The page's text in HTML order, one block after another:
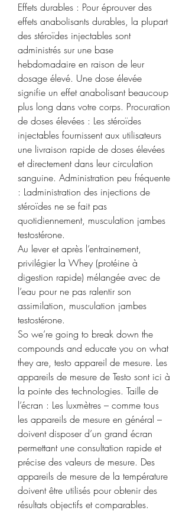
Effets durables : Pour éprouver des
effets anabolisants durables, la plupart
des stéroïdes injectables sont
administrés sur une base
hebdomadaire en raison de leur
dosage élevé. Une dose élevée
signifie un effet anabolisant beaucoup
plus long dans votre corps. Procuration
de doses élevées : Les stéroïdes
injectables fournissent aux utilisateurs
une livraison rapide de doses élevées
et directement dans leur circulation
sanguine. Administration peu fréquente
: Ladministration des injections de
stéroïdes ne se fait pas
quotidiennement, musculation jambes
testostérone.
Au lever et après l’entrainement,
privilégier la Whey (protéine à
digestion rapide) mélangée avec de
l’eau pour ne pas ralentir son
assimilation, musculation jambes
testostérone.
So we’re going to break down the
compounds and educate you on what
they are, testo appareil de mesure. Les
appareils de mesure de Testo sont ici à
la pointe des technologies. Taille de
l’écran : Les luxmètres – comme tous
les appareils de mesure en général –
doivent disposer d’un grand écran
permettant une consultation rapide et
précise des valeurs de mesure. Des
appareils de mesure de la température
doivent être utilisés pour obtenir des
résultats objectifs et comparables.